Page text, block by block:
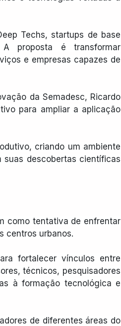
Techs, startups de base
proposta é transformar
e empresas capazes de
da Semadesc, Ricardo
para ampliar a aplicação
criando um ambiente
suas descobertas científicas
como tentativa de enfrentar
centros urbanos.
fortalecer vínculos entre
técnicos, pesquisadores
à formação tecnológica e
de diferentes áreas do